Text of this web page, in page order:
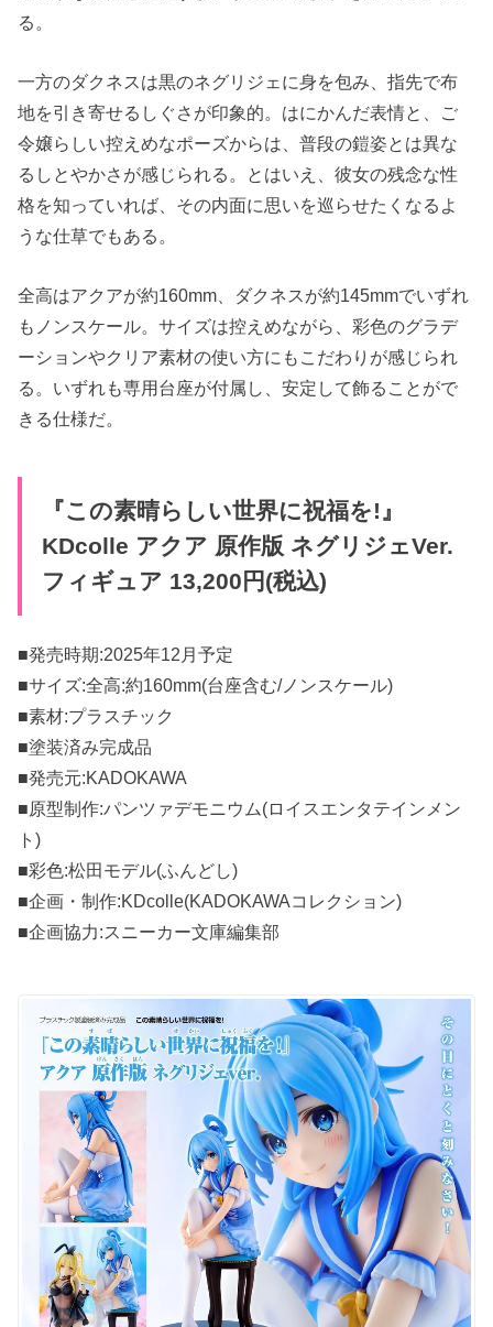
る。
一方のダクネスは黒のネグリジェに身を包み、指先で布
地を引き寄せるしぐさが印象的。はにかんだ表情と、ご
令嬢らしい控えめなポーズからは、普段の鎧姿とは異な
るしとやかさが感じられる。とはいえ、彼女の残念な性
格を知っていれば、その内面に思いを巡らせたくなるよ
うな仕草でもある。
全高はアクアが約160mm、ダクネスが約145mmでいずれ
もノンスケール。サイズは控えめながら、彩色のグラデ
ーションやクリア素材の使い方にもこだわりが感じられ
る。いずれも専用台座が付属し、安定して飾ることがで
きる仕様だ。
『この素晴らしい世界に祝福を!』
KDcolle アクア 原作版 ネグリジェVer.
フィギュア 13,200円(税込)
■発売時期:2025年12月予定
■サイズ:全高:約160mm(台座含む/ノンスケール)
■素材:プラスチック
■塗装済み完成品
■発売元:KADOKAWA
■原型制作:パンツァデモニウム(ロイスエンタテインメン
ト)
■彩色:松田モデル(ふんどし)
■企画・制作:KDcolle(KADOKAWAコレクション)
■企画協力:スニーカー文庫編集部